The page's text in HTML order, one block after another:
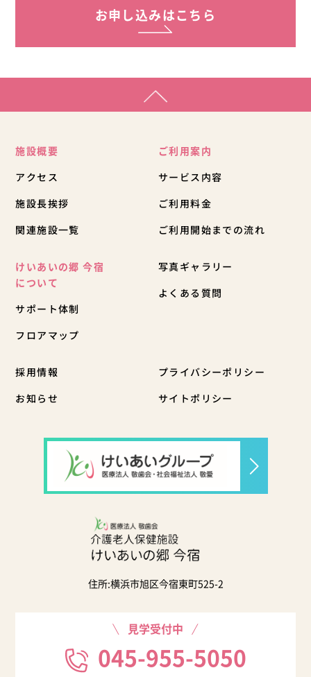
お申し込みはこちら
施設概要
アクセス
施設長挨拶
関連施設一覧
ご利用案内
サービス内容
ご利用料金
ご利用開始までの流れ
けいあいの郷 今宿
について
サポート体制
フロアマップ
写真ギャラリー
よくある質問
採用情報
お知らせ
プライバシーポリシー
サイトポリシー
住所:横浜市旭区今宿東町525-2
見学受付中
045-955-5050